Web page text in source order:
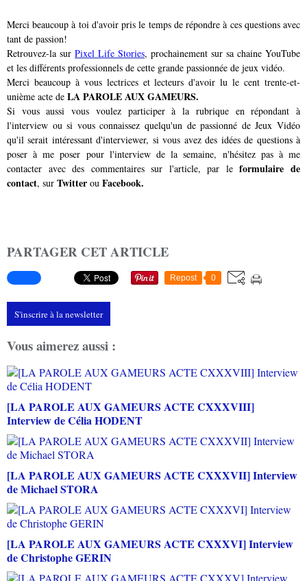
Merci beaucoup à toi d'avoir pris le temps de répondre à ces questions avec
tant de passion!
Retrouvez-la sur Pixel Life Stories, prochainement sur sa chaine YouTube
et les différents professionnels de cette grande passionnée de jeux vidéo.
Merci beaucoup à vous lectrices et lecteurs d'avoir lu le cent trente-et-
unième acte de LA PAROLE AUX GAMEURS.
Si vous aussi vous voulez participer à la rubrique en répondant à
l'interview ou si vous connaissez quelqu'un de passionné de Jeux Vidéo
qu'il serait intéressant d'interviewer, si vous avez des idées de questions à
poser à me poser pour l'interview de la semaine, n'hésitez pas à me
contacter avec des commentaires sur l'article, par leformulaire de
contact, sur Twitter ou Facebook.
PARTAGER CET ARTICLE
Repost 0
S'inscrire à la newsletter
Vous aimerez aussi :
[LA PAROLE AUX GAMEURS ACTE CXXXVIII]
Interview de Célia HODENT
[LA PAROLE AUX GAMEURS ACTE CXXXVII] Interview
de Michael STORA
[LA PAROLE AUX GAMEURS ACTE CXXXVI] Interview
de Christophe GERIN